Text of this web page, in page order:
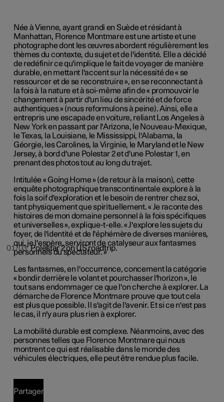
01/03 Polestar 2 on US roadtrip.
Née à Vienne, ayant grandi en Suède et résidant à
Manhattan, Florence Montmare est une artiste et une
photographe dont les œuvres abordent régulièrement les
thèmes du contexte, du sujet et de l'identité. Elle a décidé
de redéfinir ce qu'implique le fait de voyager de manière
durable, en mettant l'accent sur la nécessité de « se
ressourcer et de se reconstruire », en se reconnectant à
la fois à la nature et à soi-même afin de « promouvoir le
changement à partir d'un lieu de sincérité et de force
authentiques » (nous reformulons à peine). Ainsi, elle a
entrepris une escapade en voiture, reliant Los Angeles à
New York en passant par l'Arizona, le Nouveau-Mexique,
le Texas, la Louisiane, le Mississippi, l'Alabama, la
Géorgie, les Carolines, la Virginie, le Maryland et le New
Jersey, à bord d'une Polestar 2 et d'une Polestar 1, en
prenant des photos tout au long du trajet.
Intitulée « Going Home » (de retour à la maison), cette
enquête photographique transcontinentale explore à la
fois la soif d'exploration et le besoin de rentrer chez soi,
tant physiquement que spirituellement. « Je raconte des
histoires de mon domaine personnel à la fois spécifiques
et universelles », explique-t-elle. « J'explore les sujets du
foyer, de l'identité et de l'éphémère de diverses manières,
qui, je l'espère, serviront de catalyseur aux fantasmes
personnels du spectateur. »
Les fantasmes, en l'occurrence, concernent la catégorie
« bondir derrière le volant et pourchasser l'horizon », le
tout sans endommager ce que l'on cherche à explorer. La
démarche de Florence Montmare prouve que tout cela
est plus que possible. Il s'agit de l'avenir. Et si ce n'est pas
le cas, il n'y aura plus rien à explorer.
La mobilité durable est complexe. Néanmoins, avec des
personnes telles que Florence Montmare qui nous
montrent ce qui est réalisable dans le monde des
véhicules électriques, elle peut être rendue plus facile.
Partager